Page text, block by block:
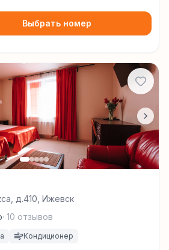
Выбрать номер
д.410, Ижевск
· 10 отзывов
Кондиционер